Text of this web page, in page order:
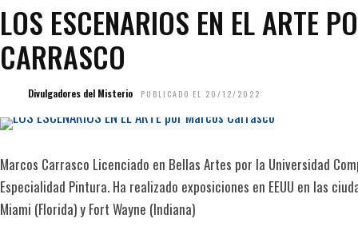
LOS ESCENARIOS EN EL ARTE
CARRASCO
Divulgadores del Misterio PUBLICADO EL 20/12/2022
Marcos Carrasco Licenciado en Bellas Artes por la Universidad
Especialidad Pintura. Ha realizado exposiciones en EEUU en las
Miami (Florida) y Fort Wayne (Indiana)